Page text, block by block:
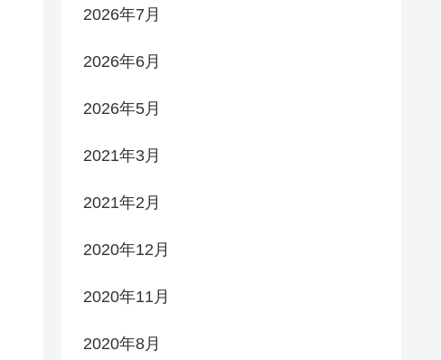
2026年7月
2026年6月
2026年5月
2021年3月
2021年2月
2020年12月
2020年11月
2020年8月